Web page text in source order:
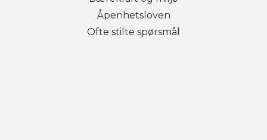
Åpenhetsloven
Ofte stilte spørsmål